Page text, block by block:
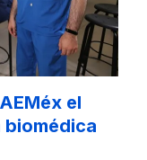
el
biomédica